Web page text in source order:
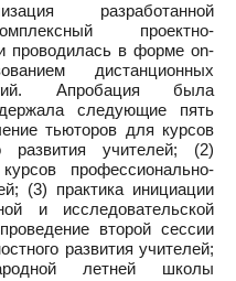
разработанной
проектно-
проводилась в форме on-
дистанционных
Апробация была
следующие пять
тьюторов для курсов
развития учителей; (2)
профессионально-
(3) практика инициации
и исследовательской
второй сессии
развития учителей;
летней школы